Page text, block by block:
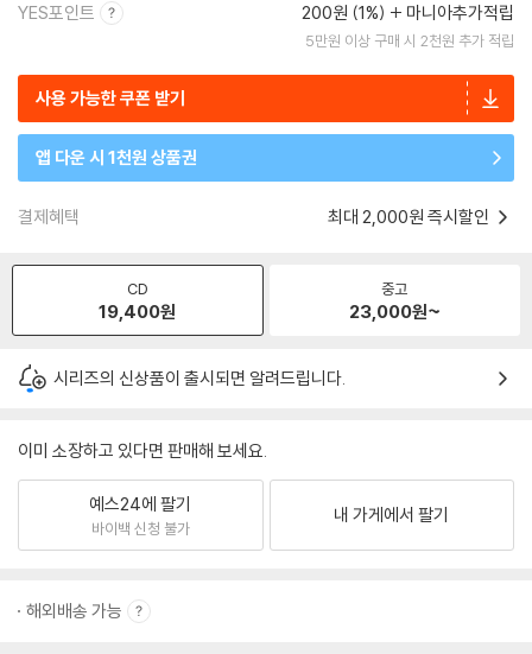
YES포인트 200원 (1%) 마니아추가적립
5만원 이상 구매 시 2천원 추가 적립
사용 가능한 쿠폰 받기
앱 다운 시 1천원 상품권
결제혜택 최대 2,000원 즉시할인
CD
19,400원
중고
23,000원~
시리즈의 신상품이 출시되면 알려드립니다.
이미 소장하고 있다면 판매해 보세요.
예스24에 팔기
바이백 신청 불가
내 가게에서 팔기
해외배송 가능